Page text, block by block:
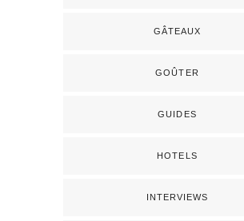
GÂTEAUX
GOÛTER
GUIDES
HOTELS
INTERVIEWS